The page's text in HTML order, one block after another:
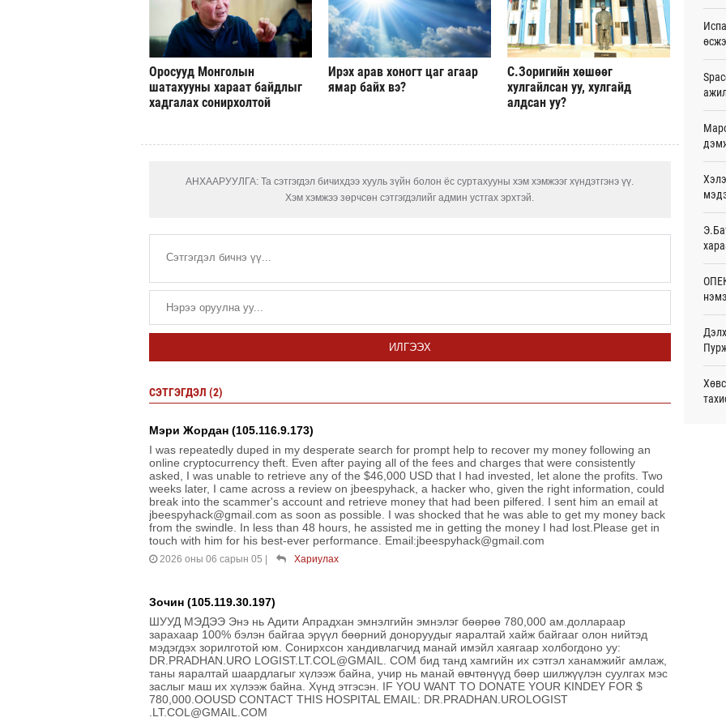
Оросууд Монголын
шатахууны хараат байдлыг
хадгалах сонирхолтой
Ирэх арав хоногт цаг агаар
ямар байх вэ?
С.Зоригийн хөшөөг
хулгайлсан уу, хулгайд
алдсан уу?
АНХААРУУЛГА: Та сэтгэгдэл бичихдээ хууль зүйн болон ёс суртахууны хэм хэмжээг хүндэтгэнэ үү.
Хэм хэмжээ зөрчсөн сэтгэгдэлийг админ устгах эрхтэй.
ИЛГЭЭХ
СЭТГЭГДЭЛ (2)
Мэри Жордан (105.116.9.173)
I was repeatedly duped in my desperate search for prompt help to recover my money following an
online cryptocurrency theft. Even after paying all of the fees and charges that were consistently
asked, I was unable to retrieve any of the $46,000 USD that I had invested, let alone the profits. Two
weeks later, I came across a review on jbeespyhack, a hacker who, given the right information, could
break into the scammer's account and retrieve money that had been pilfered. I sent him an email at
jbeespyhack@gmail.com as soon as possible. I was shocked that he was able to get my money back
from the swindle. In less than 48 hours, he assisted me in getting the money I had lost.Please get in
touch with him for his best-ever performance. Email:jbeespyhack@gmail.com
2026 оны 06 сарын 05 Хариулах
Зочин (105.119.30.197)
ШУУД МЭДЭЭ Энэ нь Адити Апрадхан эмнэлгийн эмнэлэг бөөрөө 780,000 ам.доллараар
зарахаар 100% бэлэн байгаа эрүүл бөөрний доноруудыг яаралтай хайж байгааг олон нийтэд
мэдэгдэх зорилготой юм. Сонирхсон хандивлагчид манай имэйл хаягаар холбогдоно уу:
DR.PRADHAN.URO LOGIST.LT.COL@GMAIL. COM бид танд хамгийн их сэтгэл ханамжийг амлаж,
таны яаралтай шаардлагыг хүлээж байна, учир нь манай өвчтөнүүд бөөр шилжүүлэн суулгах мэс
заслыг маш их хүлээж байна. Хүнд этгэсэн. IF YOU WANT TO DONATE YOUR KINDEY FOR $
780,000.OOUSD CONTACT THIS HOSPITAL EMAIL: DR.PRADHAN.UROLOGIST
.LT.COL@GMAIL.COM
АНУ-